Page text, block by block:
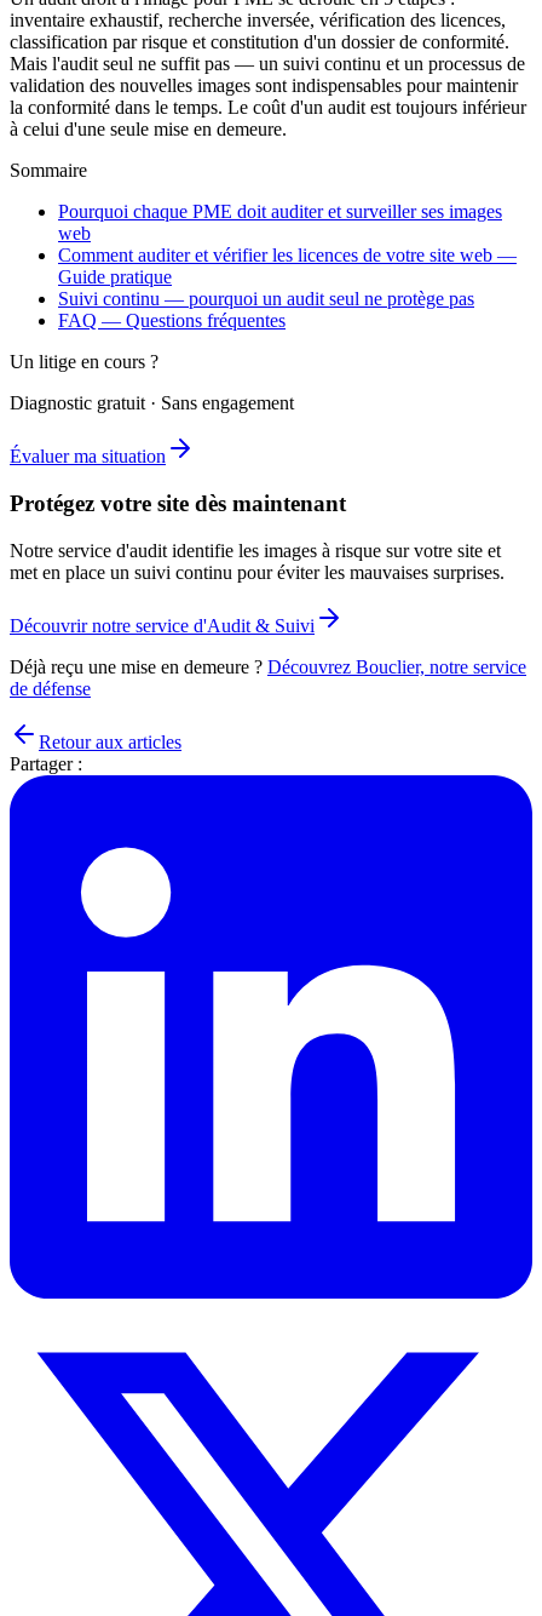
inventaire exhaustif, recherche inversée, vérification des licences,
classification par risque et constitution d'un dossier de conformité.
Mais l'audit seul ne suffit pas — un suivi continu et un processus de
validation des nouvelles images sont indispensables pour maintenir
la conformité dans le temps. Le coût d'un audit est toujours inférieur
à celui d'une seule mise en demeure.
Sommaire
Pourquoi chaque PME doit auditer et surveiller ses images
web
Comment auditer et vérifier les licences de votre site web —
Guide pratique
Suivi continu — pourquoi un audit seul ne protège pas
FAQ — Questions fréquentes
Un litige en cours ?
Diagnostic gratuit · Sans engagement
Évaluer ma situation
Protégez votre site dès maintenant
Notre service d'audit identifie les images à risque sur votre site et
met en place un suivi continu pour éviter les mauvaises surprises.
Découvrir notre service d'Audit & Suivi
Déjà reçu une mise en demeure ? Découvrez Bouclier, notre service
de défense
Retour aux articles
Partager :